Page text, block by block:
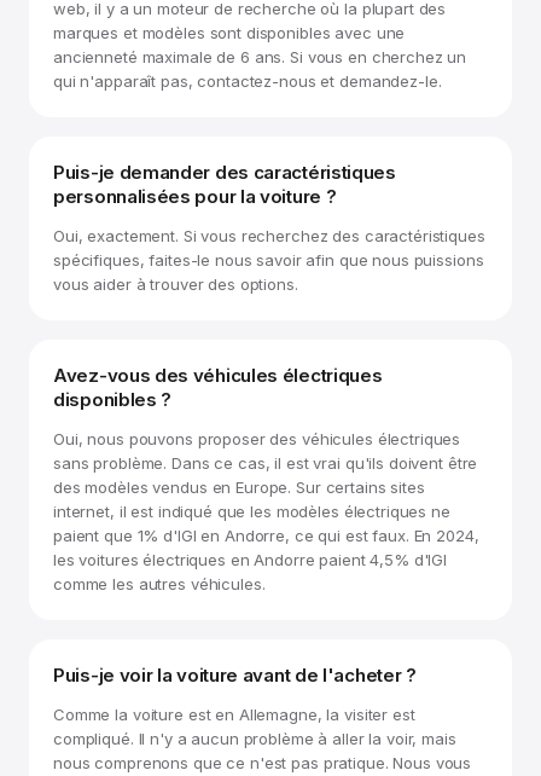
web, il y a un moteur de recherche où la plupart des
marques et modèles sont disponibles avec une
ancienneté maximale de 6 ans. Si vous en cherchez un
qui n'apparaît pas, contactez-nous et demandez-le.
Puis-je demander des caractéristiques
personnalisées pour la voiture ?
Oui, exactement. Si vous recherchez des caractéristiques
spécifiques, faites-le nous savoir afin que nous puissions
vous aider à trouver des options.
Avez-vous des véhicules électriques
disponibles ?
Oui, nous pouvons proposer des véhicules électriques
sans problème. Dans ce cas, il est vrai qu'ils doivent être
des modèles vendus en Europe. Sur certains sites
internet, il est indiqué que les modèles électriques ne
paient que 1% d'IGI en Andorre, ce qui est faux. En 2024,
les voitures électriques en Andorre paient 4,5% d'IGI
comme les autres véhicules.
Puis-je voir la voiture avant de l'acheter ?
Comme la voiture est en Allemagne, la visiter est
compliqué. Il n'y a aucun problème à aller la voir, mais
nous comprenons que ce n'est pas pratique. Nous vous